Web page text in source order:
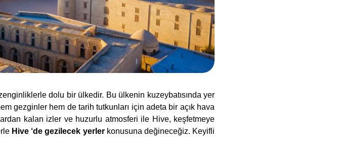
dolu bir ülkedir. Bu ülkenin kuzeybatısında yer
gezginler hem de tarih tutkunları için adeta bir açık hava
kalan izler ve huzurlu atmosferi ile Hive, keşfetmeye
Hive ‘de gezilecek yerlerkonusuna değineceğiz. Keyifli